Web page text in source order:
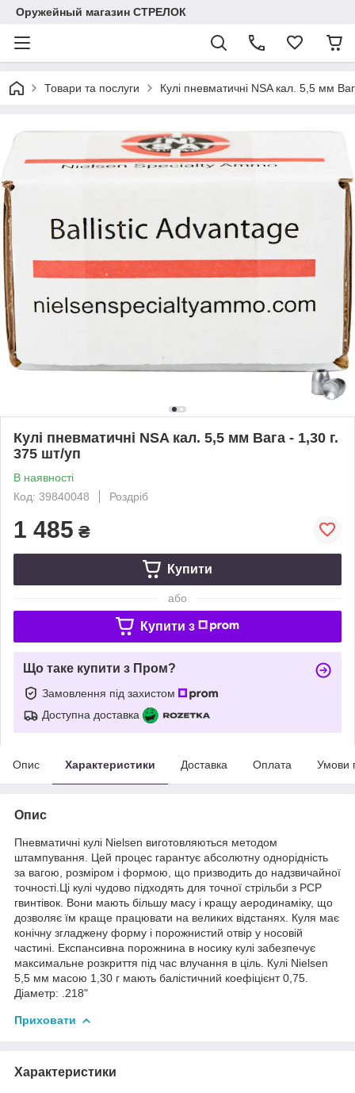
Оружейный магазин СТРЕЛОК
Товари та послуги Кулі пневматичні NSA кал. 5,5 мм
Кулі пневматичні NSA кал. 5,5 мм Вага - 1,30 г.
375 шт/уп
В наявності
Код: 39840048
Роздріб
1 485 ₴
Купити
або
Купити з
Що таке купити з Пром?
Замовлення під захистом
Доступна доставка
Опис Характеристики Доставка Оплата Умови
Опис
Пневматичні кулі Nielsen виготовляються методом
штампування. Цей процес гарантує абсолютну однорідність
за вагою, розміром і формою, що призводить до надзвичайної
точності.Ці кулі чудово підходять для точної стрільби з PCP
гвинтівок. Вони мають більшу масу і кращу аеродинаміку, що
дозволяє їм краще працювати на великих відстанях. Куля має
конічну згладжену форму і порожнистий отвір у носовій
частині. Експансивна порожнина в носику кулі забезпечує
максимальне розкриття під час влучання в ціль. Кулі Nielsen
5,5 мм масою 1,30 г мають балістичний коефіцієнт 0,75.
Діаметр: .218"
Приховати
Характеристики